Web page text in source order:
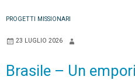
PROGETTI MISSIONARI
23 LUGLIO 2026
Brasile – Un